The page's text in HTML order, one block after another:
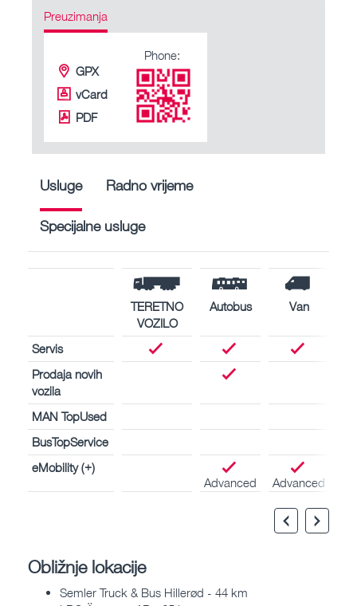
Preuzimanja
GPX
vCard
PDF
Phone:
Usluge Radno vrijeme
Specijalne usluge
TERETNO
VOZILO
Autobus Van
Servis
Prodaja novih
vozila
MAN TopUsed
BusTopService
eMobility (+)
Advanced
Advanced
Obližnje lokacije
Semler Truck & Bus Hillerød - 44 km